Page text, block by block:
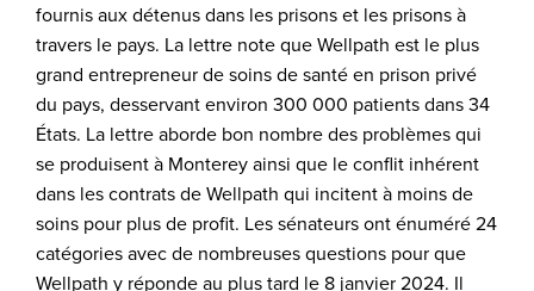
fournis aux détenus dans les prisons et les prisons à
travers le pays. La lettre note que Wellpath est le plus
grand entrepreneur de soins de santé en prison privé
du pays, desservant environ 300 000 patients dans 34
États. La lettre aborde bon nombre des problèmes qui
se produisent à Monterey ainsi que le conflit inhérent
dans les contrats de Wellpath qui incitent à moins de
soins pour plus de profit. Les sénateurs ont énuméré 24
catégories avec de nombreuses questions pour que
Wellpath y réponde au plus tard le 8 janvier 2024. Il